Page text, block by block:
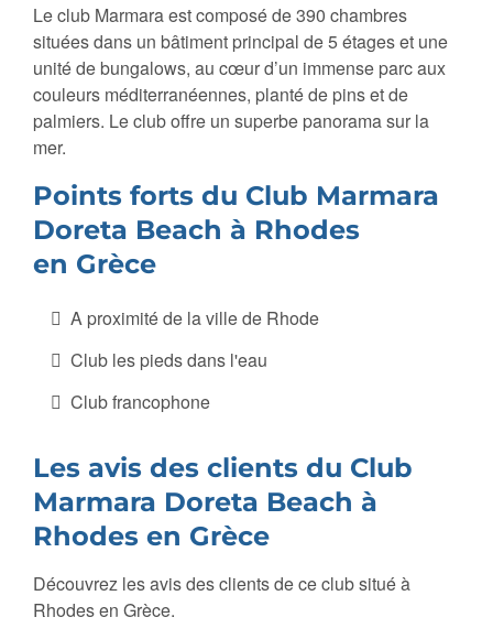
Le club Marmara est composé de 390 chambres
situées dans un bâtiment principal de 5 étages et une
unité de bungalows, au cœur d’un immense parc aux
couleurs méditerranéennes, planté de pins et de
palmiers. Le club offre un superbe panorama sur la
mer.
Points forts du Club Marmara
Doreta Beach à Rhodes
en Grèce
A proximité de la ville de Rhode
Club les pieds dans l'eau
Club francophone
Les avis des clients du Club
Marmara Doreta Beach à
Rhodes en Grèce
Découvrez les avis des clients de ce club situé à
Rhodes en Grèce.